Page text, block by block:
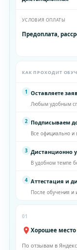
УСЛОВИЯ ОПЛАТЫ
Предоплата,
КАК ПРОХОДИТ
1 Оставляете
Любым удобным
2 Подписываем
Все официально
3 Дистанционно
В удобном темпе
4 Аттестация и
После обучения и
01
Хорошее место
По отзывам в